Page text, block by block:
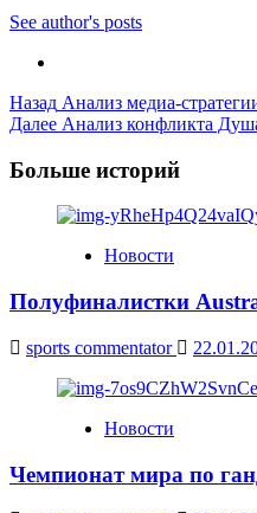
See author's posts
Post
Navigation
Назад Анализ медиа-
Далее Анализ конфликта
Больше историй
Новости
Полуфиналистки
sports commentator
Новости
Чемпионат мира по